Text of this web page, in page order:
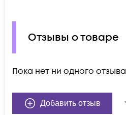
Отзывы о товаре
Пока нет ни одного отзыва
Добавить отзыв